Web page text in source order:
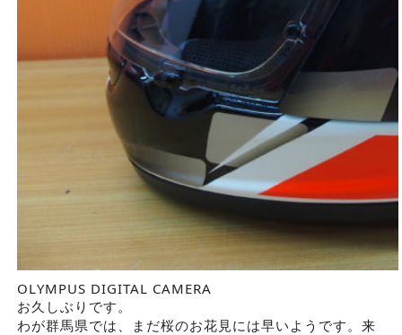
OLYMPUS DIGITAL CAMERA
お久しぶりです。
わが群馬県では、まだ桜のお花見には早いようです。来